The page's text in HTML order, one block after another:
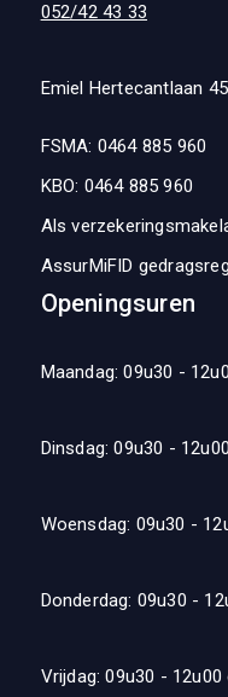
052/42 43 33
Emiel Hertecantlaan
FSMA: 0464 885 960
KBO: 0464 885 960
Als
AssurMiFID
Openingsuren
Maandag: 09u30 -
Dinsdag: 09u30 -
Woensdag: 09u30 -
Donderdag: 09u30 -
Vrijdag: 09u30 -